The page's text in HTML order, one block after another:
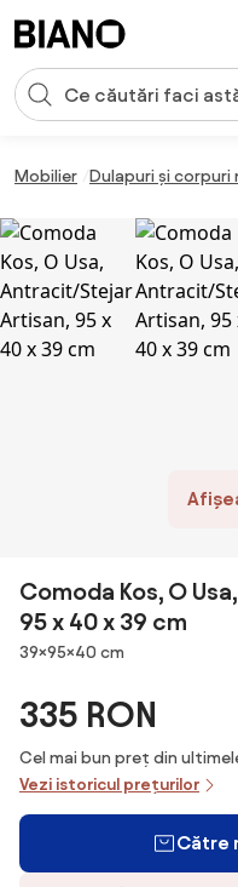
Introducerea căutării
Mobilier Dulapuri și corpuri
Comoda Kos, O
95 x 40 x 39 cm
Dimensiuni
39×95×40 cm
335 RON
Cel mai bun preț din
Vezi istoricul prețurilor
Către